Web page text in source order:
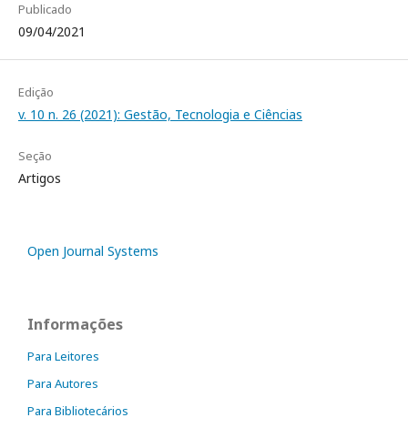
Publicado
09/04/2021
Edição
v. 10 n. 26 (2021): Gestão, Tecnologia e Ciências
Seção
Artigos
Open Journal Systems
Informações
Para Leitores
Para Autores
Para Bibliotecários